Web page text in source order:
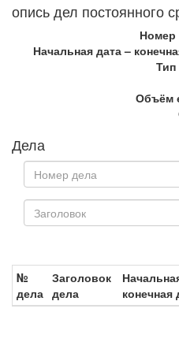
опись дел постоянного
Номер
Начальная дата –
Тип
Объём
Дела
№
дела
Заголовок
дела
конечная